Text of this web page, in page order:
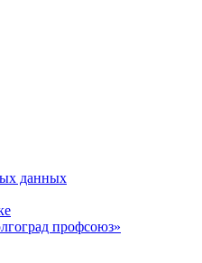
данных
профсоюз»